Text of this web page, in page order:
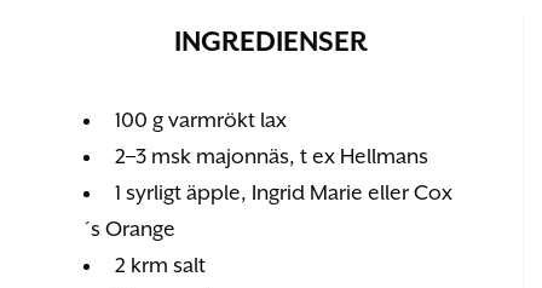
INGREDIENSER
100 g varmrökt lax
2–3 msk majonnäs, t ex Hellmans
1 syrligt äpple, Ingrid Marie eller Cox
´s Orange
2 krm salt